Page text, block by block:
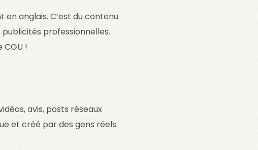
anglais. C’est du contenu
professionnelles.
CGU !
avis, posts réseaux
et créé par des gens réels